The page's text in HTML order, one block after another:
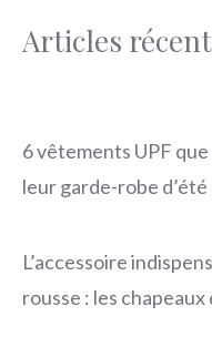
Articles
6 vêtements UPF
leur garde-robe d’été
L’accessoire
rousse : les chapeaux